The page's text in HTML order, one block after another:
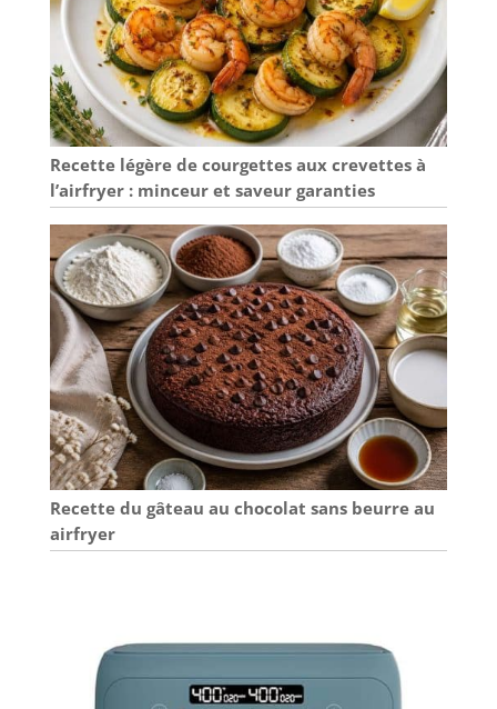
Recette légère de courgettes aux crevettes à
l’airfryer : minceur et saveur garanties
Recette du gâteau au chocolat sans beurre au
airfryer